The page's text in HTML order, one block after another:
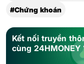
#Chứng khoán
Kết nối truyền
cùng 24HMONEY